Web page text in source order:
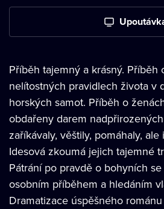
Příběh tajemný a krásný.
nelítostných pravidlech života v
horských samot. Příběh o
obdařeny darem
zaříkávaly, věštily, pomáhaly,
Idesová zkoumá jejich tajemné
Pátrání po pravdě o bohyních
osobním příběhem a hledáním
Dramatizace úspěšného románu